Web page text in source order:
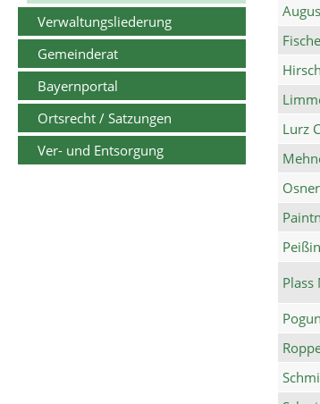
Verwaltungsliederung
Gemeinderat
Bayernportal
Ortsrecht / Satzungen
Ver- und Entsorgung
Lurz
Plass